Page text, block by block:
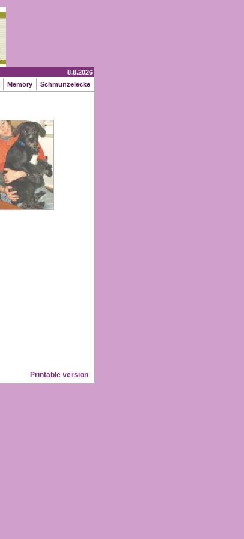
8.8.2026
Memory
Schmunzelecke
Printable version